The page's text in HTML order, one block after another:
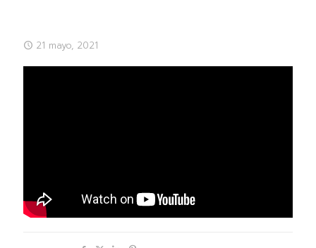
21 mayo, 2021